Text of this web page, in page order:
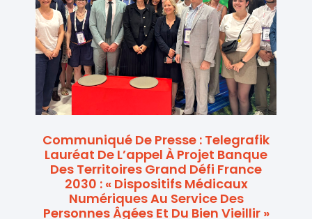
Communiqué De Presse : Telegrafik
Lauréat De L’appel À Projet Banque
Des Territoires Grand Défi France
2030 : « Dispositifs Médicaux
Numériques Au Service Des
Personnes Âgées Et Du Bien Vieillir »